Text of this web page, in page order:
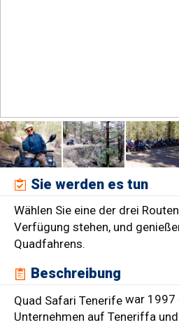
Sie werden es tun
Wählen Sie eine der drei
Verfügung stehen, und
Quadfahrens.
Beschreibung
Quad Safari Tenerife war 1997
Unternehmen auf Teneriffa